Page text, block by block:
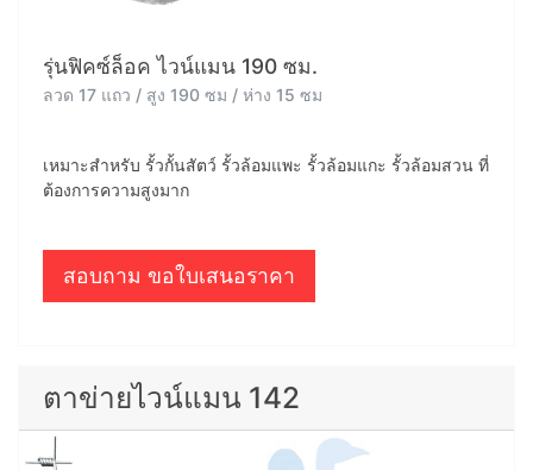
รุ่นฟิคซ์ล็อค ไวน์แมน 190 ซม.
ลวด 17 แถว / สูง 190 ซม / ห่าง 15 ซม
เหมาะสำหรับ รั้วกั้นสัตว์ รั้วล้อมแพะ รั้วล้อมแกะ รั้วล้อมสวน ที่
ต้องการความสูงมาก
สอบถาม ขอใบเสนอราคา
ตาข่ายไวน์แมน 142